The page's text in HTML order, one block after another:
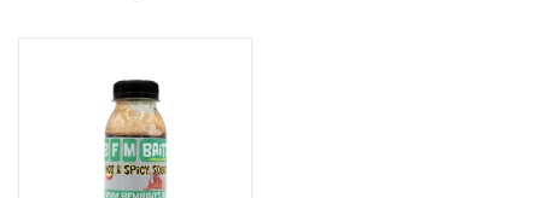
Soaks & Dips
Bucket Deals